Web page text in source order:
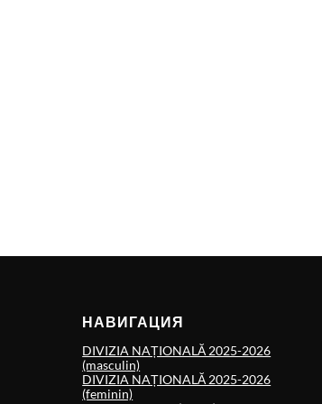
НАВИГАЦИЯ
DIVIZIA NAȚIONALĂ 2025-2026
(masculin)
DIVIZIA NAȚIONALĂ 2025-2026
(feminin)